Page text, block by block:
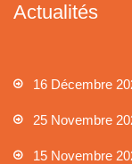
Actualités
16 Décembre
25 Novembre
15 Novembre